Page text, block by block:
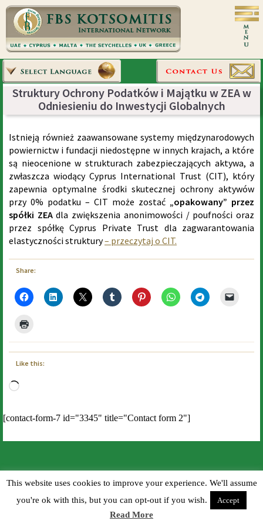
Struktury Ochrony Podatków i Majątku w ZEA w
Odniesieniu do Inwestycji Globalnych
Istnieją również zaawansowane systemy międzynarodowych
powiernictw i fundacji niedostępne w innych krajach, a które
są nieocenione w strukturach zabezpieczających aktywa, a
zwłaszcza wiodący Cyprus International Trust (CIT), który
zapewnia optymalne środki skutecznej ochrony aktywów
przy 0% podatku – CIT może zostać „opakowany” przez
spółki ZEAdla zwiększenia anonimowości / poufności oraz
przez spółkę Cyprus Private Trust dla zagwarantowania
elastyczności struktury– przeczytaj o CIT.
Share:
Like this:
Loading…
[contact-form-7 id="3345" title="Contact form 2"]
This website uses cookies to improve your experience. We'll assume
you're ok with this, but you can opt-out if you wish.
Accept
Read More